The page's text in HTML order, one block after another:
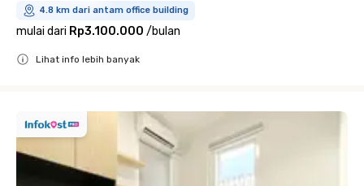
4.8 km dari antam office building
mulai dari Rp3.100.000 /bulan
Lihat info lebih banyak